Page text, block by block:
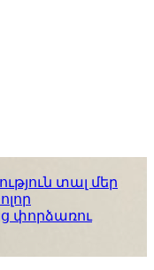
տալ մեր
փորձառու